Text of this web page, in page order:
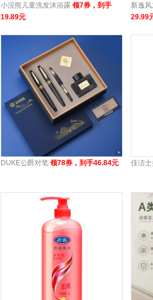
小浣熊儿童洗发沐浴露 领7券，到手
19.89元
新逸
29.99
DUKE公爵对笔 领78券，到手46.84元 佳洁